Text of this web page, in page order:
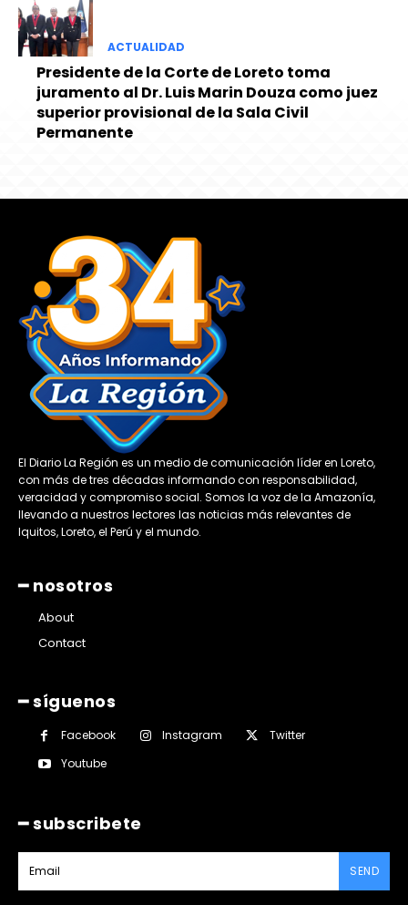
ACTUALIDAD
Presidente de la Corte de Loreto toma
juramento al Dr. Luis Marin Douza como juez
superior provisional de la Sala Civil
Permanente
El Diario La Región es un medio de comunicación líder en Loreto,
con más de tres décadas informando con responsabilidad,
veracidad y compromiso social. Somos la voz de la Amazonía,
llevando a nuestros lectores las noticias más relevantes de
Iquitos, Loreto, el Perú y el mundo.
━ nosotros
About
Contact
━ síguenos
Facebook Instagram
Twitter
Youtube
━ subscribete
SEND